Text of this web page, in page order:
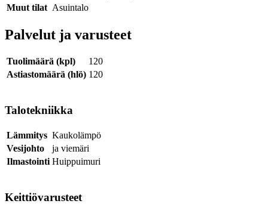
Muut tilat Asuintalo
Palvelut ja varusteet
Tuolimäärä (kpl)
120
Astiastomäärä (hlö) 120
Talotekniikka
Lämmitys Kaukolämpö
Vesijohto
ja viemäri
Ilmastointi Huippuimuri
Keittiövarusteet